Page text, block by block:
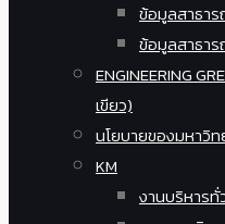
ข้อมูลสาธา
ข้อมูลสาธา
ENGINEERING
เขียว)
นโยบายของมหาวิท
KM
งานบริหารทั่